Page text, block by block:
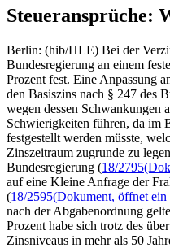
Steueransprüche:
Berlin: (hib/HLE) Bei der
Bundesregierung an einem
Prozent fest. Eine Anpassung
den Basiszins nach § 247 des
wegen dessen Schwankungen
Schwierigkeiten führen, da im
festgestellt werden müsste,
Zinszeitraum zugrunde zu
Bundesregierung (18/2795
auf eine Kleine Anfrage der
(18/2595(Dokument, öffnet ein
nach der Abgabenordnung
Prozent habe sich trotz des
Zinsniveaus in mehr als 50